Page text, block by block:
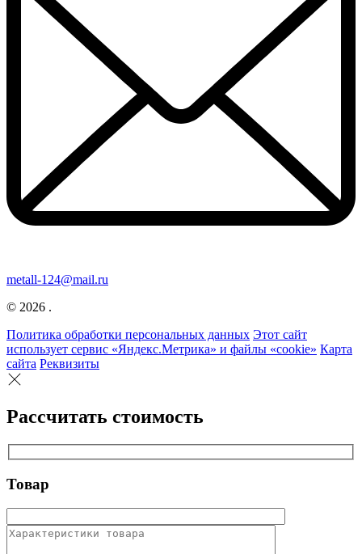
metall-124@mail.ru
© 2026 .
Политика обработки персональных данных Этот сайт
использует сервис «Яндекс.Метрика» и файлы «cookie» Карта
сайта Реквизиты
Рассчитать стоимость
Товар